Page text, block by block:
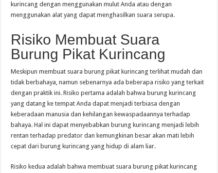
kurincang dengan menggunakan mulut Anda atau dengan
menggunakan alat yang dapat menghasilkan suara serupa.
Risiko Membuat Suara
Burung Pikat Kurincang
Meskipun membuat suara burung pikat kurincang terlihat mudah dan
tidak berbahaya, namun sebenarnya ada beberapa risiko yang terkait
dengan praktik ini. Risiko pertama adalah bahwa burung kurincang
yang datang ke tempat Anda dapat menjadi terbiasa dengan
keberadaan manusia dan kehilangan kewaspadaannya terhadap
bahaya. Hal ini dapat menyebabkan burung kurincang menjadi lebih
rentan terhadap predator dan kemungkinan besar akan mati lebih
cepat dari burung kurincang yang hidup di alam liar.
Risiko kedua adalah bahwa membuat suara burung pikat kurincang